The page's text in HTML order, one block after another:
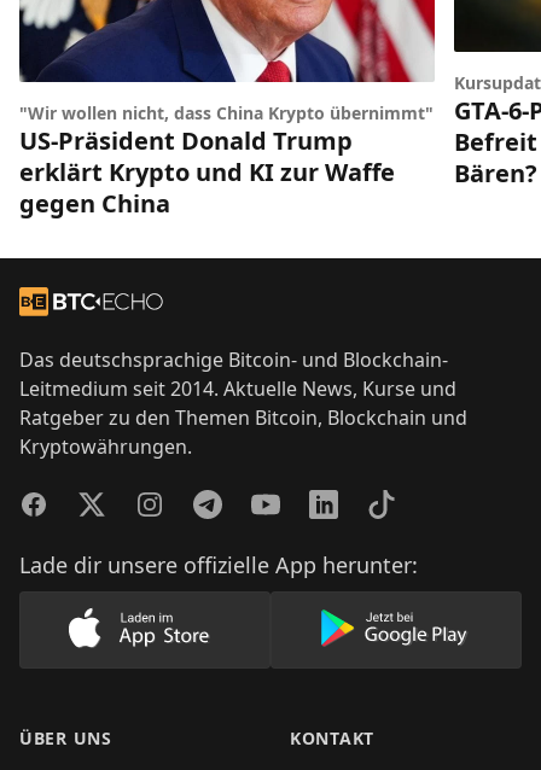
"Wir wollen nicht, dass China Krypto übernimmt"
US-Präsident Donald Trump
erklärt Krypto und KI zur Waffe
gegen China
GTA-
Befreit
Bären?
Zur Startseite
Das deutschsprachige Bitcoin- und Blockchain-
Leitmedium seit 2014. Aktuelle News, Kurse und
Ratgeber zu den Themen Bitcoin, Blockchain und
Kryptowährungen.
FacebookTwitterInstagramTelegramYouTubeLinkedInTikTok
Lade dir unsere offizielle App herunter:
Lade unsere App im AppStore herunter
Lade unsere
ÜBER UNS KONTAKT